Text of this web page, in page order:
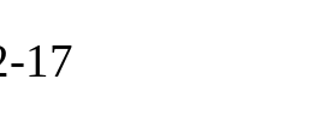
17